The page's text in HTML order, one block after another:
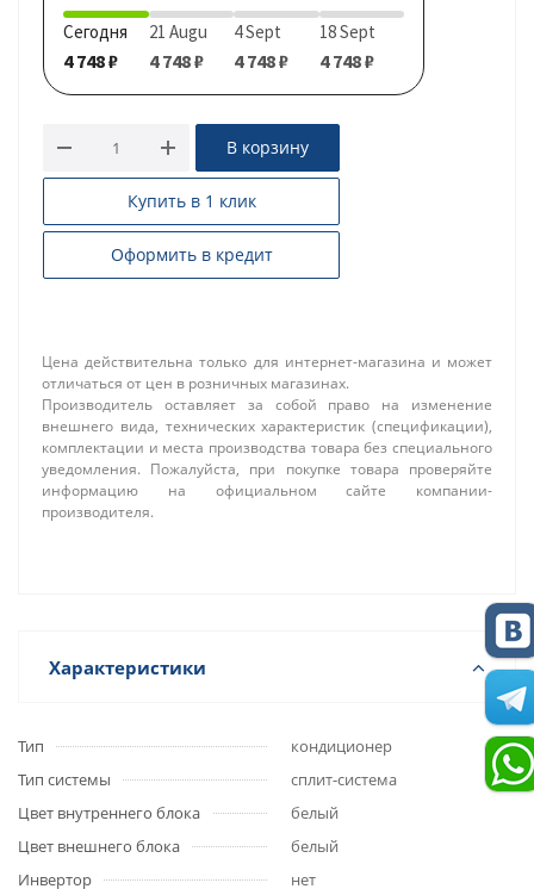
Сегодня
4 748 ₽
21 Augu
4 748 ₽
4 Sept
4 748 ₽
18 Sept
4 748 ₽
В корзину
Купить в 1 клик
Оформить в кредит
Цена действительна только для интернет-магазина и может
отличаться от цен в розничных магазинах.
Производитель оставляет за собой право на изменение
внешнего вида, технических характеристик (спецификации),
комплектации и места производства товара без специального
уведомления. Пожалуйста, при покупке товара проверяйте
информацию на официальном сайте компании-
производителя.
Характеристики
Тип
кондиционер
Тип системы
сплит-система
Цвет внутреннего блока
белый
Цвет внешнего блока
белый
Инвертор
нет